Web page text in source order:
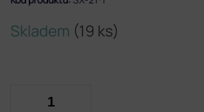
Skladem (19 ks)